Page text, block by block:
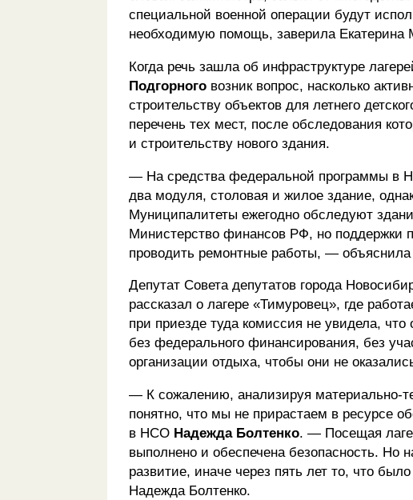
специальной военной операции будут
необходимую помощь, заверила Екатерина
Когда речь зашла об инфраструктуре
Подгорного возник вопрос, насколько
строительству объектов для летнего
перечень тех мест, после обследования
и строительству нового здания.
— На средства федеральной программы в
два модуля, столовая и жилое здание,
Муниципалитеты ежегодно обследуют
Министерство финансов РФ, но поддержки
проводить ремонтные работы, — объяснила
Депутат Совета депутатов города
рассказал о лагере «Тимуровец», где
при приезде туда комиссия не увидела,
без федерального финансирования, без
организации отдыха, чтобы они не
— К сожалению, анализируя материально-
понятно, что мы не прирастаем в ресурсе
в НСО Надежда Болтенко. — Посещая
выполнено и обеспечена безопасность. Но
развитие, иначе через пять лет то, что
Надежда Болтенко.